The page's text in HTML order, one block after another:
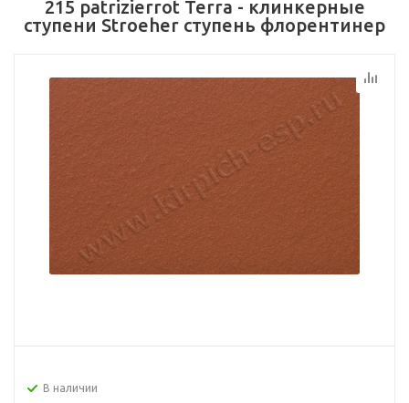
215 patrizierrot Terra - клинкерные
ступени Stroeher ступень флорентинер
В наличии